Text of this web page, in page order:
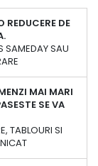
REDUCERE DE
SAMEDAY SAU
MAI MARI
SE VA
TABLOURI SI